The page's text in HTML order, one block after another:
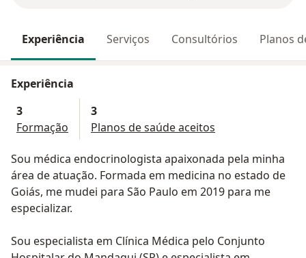
Experiência Serviços Consultórios Planos
Experiência
3
Formação
3
Planos de saúde aceitos
Sou médica endocrinologista apaixonada pela minha
área de atuação. Formada em medicina no estado de
Goiás, me mudei para São Paulo em 2019 para me
especializar.
Sou especialista em Clínica Médica pelo Conjunto